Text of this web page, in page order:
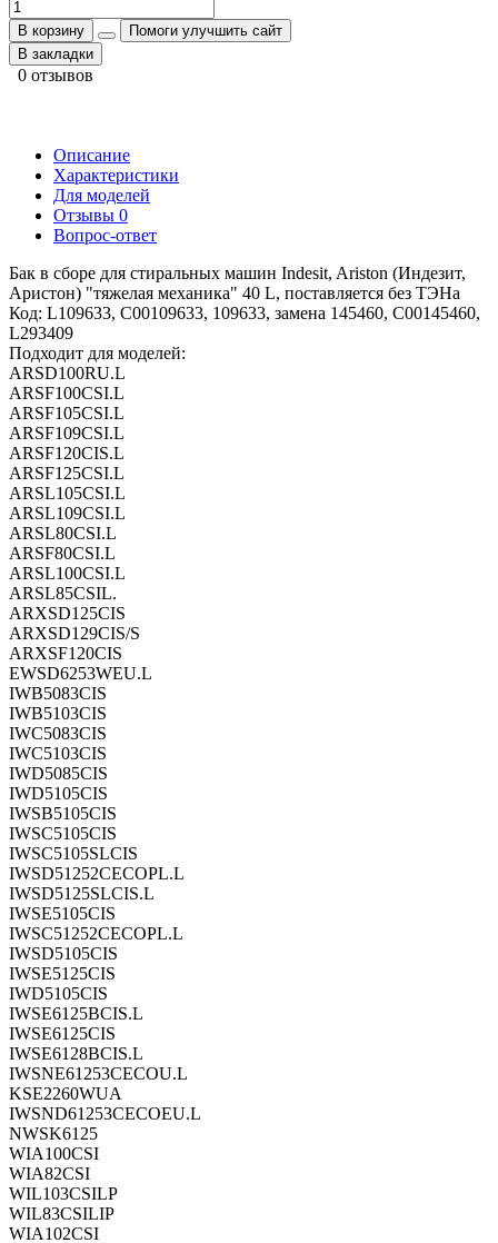
В корзину
Помоги улучшить сайт
В закладки
0 отзывов
Описание
Характеристики
Для моделей
Отзывы 0
Вопрос-ответ
Бак в сборе для стиральных машин Indesit, Ariston (Индезит,
Аристон) "тяжелая механика" 40 L, поставляется без ТЭНа
Код: L109633, C00109633, 109633, замена 145460, C00145460,
L293409
Подходит для моделей:
ARSD100RU.L
ARSF100CSI.L
ARSF105CSI.L
ARSF109CSI.L
ARSF120CIS.L
ARSF125CSI.L
ARSL105CSI.L
ARSL109CSI.L
ARSL80CSI.L
ARSF80CSI.L
ARSL100CSI.L
ARSL85CSIL.
ARXSD125CIS
ARXSD129CIS/S
ARXSF120CIS
EWSD6253WEU.L
IWB5083CIS
IWB5103CIS
IWC5083CIS
IWC5103CIS
IWD5085CIS
IWD5105CIS
IWSB5105CIS
IWSC5105CIS
IWSC5105SLCIS
IWSD51252CECOPL.L
IWSD5125SLCIS.L
IWSE5105CIS
IWSC51252CECOPL.L
IWSD5105CIS
IWSE5125CIS
IWD5105CIS
IWSE6125BCIS.L
IWSE6125CIS
IWSE6128BCIS.L
IWSNE61253CECOU.L
KSE2260WUA
IWSND61253CECOEU.L
NWSK6125
WIA100CSI
WIA82CSI
WIL103CSILP
WIL83CSILIP
WIA102CSI